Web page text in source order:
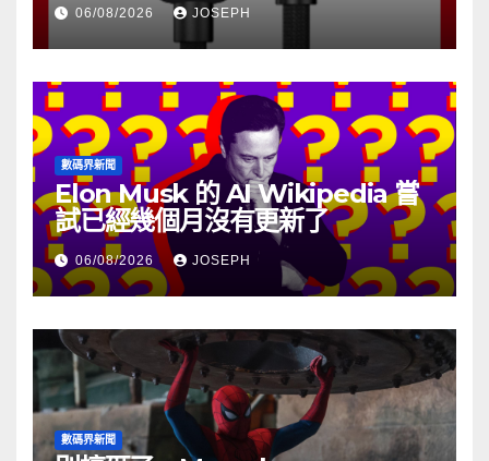
06/08/2026 JOSEPH
數碼界新聞
Elon Musk 的 AI Wikipedia 嘗
試已經幾個月沒有更新了
06/08/2026 JOSEPH
數碼界新聞